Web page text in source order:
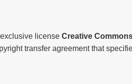
license Creative
transfer agreement that